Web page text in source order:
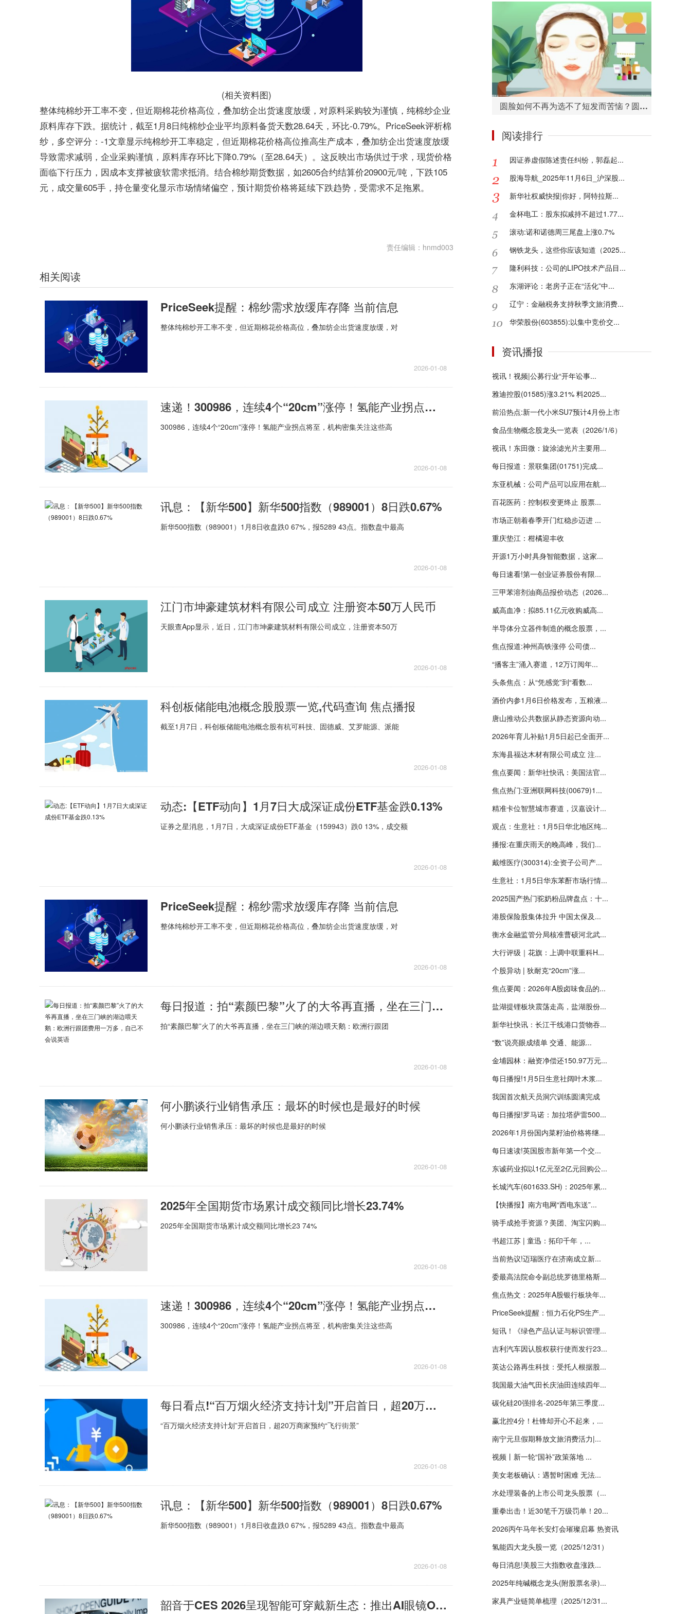
(相关资料图)
整体纯棉纱开工率不变，但近期棉花价格高位，叠加纺企出货速度放缓，对原料采购较为谨慎，纯棉纱企业
原料库存下跌。据统计，截至1月8日纯棉纱企业平均原料备货天数28.64天，环比-0.79%。PriceSeek评析棉
纱，多空评分：-1文章显示纯棉纱开工率稳定，但近期棉花价格高位推高生产成本，叠加纺企出货速度放缓
导致需求减弱，企业采购谨慎，原料库存环比下降0.79%（至28.64天）。这反映出市场供过于求，现货价格
面临下行压力，因成本支撑被疲软需求抵消。结合棉纱期货数据，如2605合约结算价20900元/吨，下跌105
元，成交量605手，持仓量变化显示市场情绪偏空，预计期货价格将延续下跌趋势，受需求不足拖累。
责任编辑：hnmd003
相关阅读
PriceSeek提醒：棉纱需求放缓库存降 当前信息
整体纯棉纱开工率不变，但近期棉花价格高位，叠加纺企出货速度放缓，对
2026-01-08
速递！300986，连续4个“20cm”涨停！氢能产业拐点将至，机构密集关注这些高增长股
300986，连续4个“20cm”涨停！氢能产业拐点将至，机构密集关注这些高
2026-01-08
讯息：【新华500】新华500指数（989001）8日跌0.67%
新华500指数（989001）1月8日收盘跌0 67%，报5289 43点。指数盘中最高
2026-01-08
江门市坤豪建筑材料有限公司成立 注册资本50万人民币
天眼查App显示，近日，江门市坤豪建筑材料有限公司成立，注册资本50万
2026-01-08
科创板储能电池概念股股票一览,代码查询 焦点播报
截至1月7日，科创板储能电池概念股有杭可科技、固德威、艾罗能源、派能
2026-01-08
动态:【ETF动向】1月7日大成深证成份ETF基金跌0.13%
证券之星消息，1月7日，大成深证成份ETF基金（159943）跌0 13%，成交额
2026-01-08
PriceSeek提醒：棉纱需求放缓库存降 当前信息
整体纯棉纱开工率不变，但近期棉花价格高位，叠加纺企出货速度放缓，对
2026-01-08
每日报道：拍“素颜巴黎”火了的大爷再直播，坐在三门峡的湖边喂天鹅：欧洲行跟团费用一万多，自己不会说英语
拍“素颜巴黎”火了的大爷再直播，坐在三门峡的湖边喂天鹅：欧洲行跟团
2026-01-08
何小鹏谈行业销售承压：最坏的时候也是最好的时候
何小鹏谈行业销售承压：最坏的时候也是最好的时候
2026-01-08
2025年全国期货市场累计成交额同比增长23.74%
2025年全国期货市场累计成交额同比增长23 74%
2026-01-08
速递！300986，连续4个“20cm”涨停！氢能产业拐点将至，机构密集关注这些高增长股
300986，连续4个“20cm”涨停！氢能产业拐点将至，机构密集关注这些高
2026-01-08
每日看点!“百万烟火经济支持计划”开启首日，超20万商家预约“飞行街景”
“百万烟火经济支持计划”开启首日，超20万商家预约“飞行街景”
2026-01-08
讯息：【新华500】新华500指数（989001）8日跌0.67%
新华500指数（989001）1月8日收盘跌0 67%，报5289 43点。指数盘中最高
2026-01-08
韶音于CES 2026呈现智能可穿戴新生态：推出AI眼镜OpenGuide AI、OpenVision
圆脸如何不再为选不了短发而苦恼？圆脸适合的短发造型有哪些？
阅读排行
因证券虚假陈述责任纠纷，郭磊起...
股海导航_2025年11月6日_沪深股...
新华社权威快报|你好，阿特拉斯...
金杯电工：股东拟减持不超过1.77...
滚动:诺和诺德周三尾盘上涨0.7%
钢铁龙头，这些你应该知道（2025...
隆利科技：公司的LIPO技术产品目...
东湖评论：老房子正在“活化”中...
辽宁：金融税务支持秋季文旅消费...
华荣股份(603855):以集中竞价交...
资讯播报
视讯！视频|公募行业“开年讼事...
雅迪控股(01585)涨3.21% 料2025...
前沿热点:新一代小米SU7预计4月份上市
食品生物概念股龙头一览表（2026/1/6）
视讯！东田微：旋涂滤光片主要用...
每日报道：景联集团(01751)完成...
东亚机械：公司产品可以应用在航...
百花医药：控制权变更终止 股票...
市场正朝着春季开门红稳步迈进 ...
重庆垫江：柑橘迎丰收
开源1万小时具身智能数据，这家...
每日速看!第一创业证券股份有限...
三甲苯溶剂油商品报价动态（2026...
威高血净：拟85.11亿元收购威高...
半导体分立器件制造的概念股票，...
焦点报道:神州高铁涨停 公司债...
“播客主”涌入赛道，12万订阅年...
头条焦点：从“凭感觉”到“看数...
酒价内参1月6日价格发布，五粮液...
唐山推动公共数据从静态资源向动...
2026年育儿补贴1月5日起已全面开...
东海县福达木材有限公司成立 注...
焦点要闻：新华社快讯：美国法官...
焦点热门:亚洲联网科技(00679)1...
精准卡位智慧城市赛道，汉嘉设计...
观点：生意社：1月5日华北地区纯...
播报:在重庆雨天的晚高峰，我们...
戴维医疗(300314):全资子公司产...
生意社：1月5日华东苯酐市场行情...
2025国产热门驼奶粉品牌盘点：十...
港股保险股集体拉升 中国太保及...
衡水金融监管分局核准曹硕河北武...
大行评级｜花旗：上调中联重科H...
个股异动 | 狄耐克“20cm”涨...
焦点要闻：2026年A股卤味食品的...
盐湖提锂板块震荡走高，盐湖股份...
新华社快讯：长江干线港口货物吞...
“数”说亮眼成绩单 交通、能源...
金埔园林：融资净偿还150.97万元...
每日播报!1月5日生意社阔叶木浆...
我国首次航天员洞穴训练圆满完成
每日播报!罗马诺：加拉塔萨雷500...
2026年1月份国内菜籽油价格将继...
每日速读!英国股市新年第一个交...
东诚药业拟以1亿元至2亿元回购公...
长城汽车(601633.SH)：2025年累...
【快播报】南方电网“西电东送”...
骑手成抢手资源？美团、淘宝闪购...
书超江苏 | 童迅：拓印千年，...
当前热议!迈瑞医疗在济南成立新...
委最高法院命令副总统罗德里格斯...
焦点热文：2025年A股银行板块年...
PriceSeek提醒：恒力石化PS生产...
短讯！《绿色产品认证与标识管理...
吉利汽车因认股权获行使而发行23...
英达公路再生科技：受托人根据股...
我国最大油气田长庆油田连续四年...
碳化硅20强排名-2025年第三季度...
赢北控4分！杜锋却开心不起来，...
南宁元旦假期释放文旅消费活力|...
视频丨新一轮“国补”政策落地 ...
美女老板确认：遇暂时困难 无法...
水处理装备的上市公司龙头股票（...
重拳出击！近30笔千万级罚单！20...
2026丙午马年长安灯会璀璨启幕 热资讯
氢能四大龙头股一览（2025/12/31）
每日消息!美股三大指数收盘涨跌...
2025年纯碱概念龙头(附股票名录)...
家具产业链简单梳理（2025/12/31...